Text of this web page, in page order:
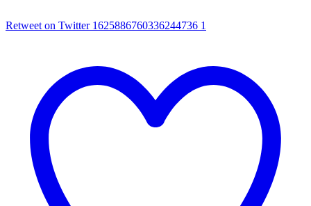
Retweet on Twitter 1625886760336244736 1